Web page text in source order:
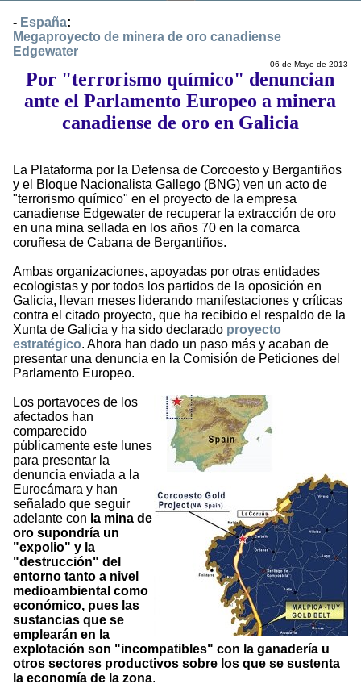
- España:
Megaproyecto de minera de oro canadiense
Edgewater
06 de Mayo de 2013
Por "terrorismo químico" denuncian
ante el Parlamento Europeo a minera
canadiense de oro en Galicia
La Plataforma por la Defensa de Corcoesto y Bergantiños
y el Bloque Nacionalista Gallego (BNG) ven un acto de
"terrorismo químico" en el proyecto de la empresa
canadiense Edgewater de recuperar la extracción de oro
en una mina sellada en los años 70 en la comarca
coruñesa de Cabana de Bergantiños.
Ambas organizaciones, apoyadas por otras entidades
ecologistas y por todos los partidos de la oposición en
Galicia, llevan meses liderando manifestaciones y críticas
contra el citado proyecto, que ha recibido el respaldo de la
Xunta de Galicia y ha sido declarado proyecto
estratégico. Ahora han dado un paso más y acaban de
presentar una denuncia en la Comisión de Peticiones del
Parlamento Europeo.
Los portavoces de los
afectados han
comparecido
públicamente este lunes
para presentar la
denuncia enviada a la
Eurocámara y han
señalado que seguir
adelante con la mina de
oro supondría un
"expolio" y la
"destrucción" del
entorno tanto a nivel
medioambiental como
económico, pues las
sustancias que se
emplearán en la
explotación son "incompatibles" con la ganadería u
otros sectores productivos sobre los que se sustenta
la economía de la zona.